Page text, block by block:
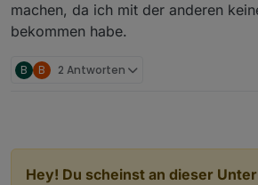
machen, da ich mit der anderen
bekommen habe.
B B 2 Antworten
Hey! Du scheinst an dieser